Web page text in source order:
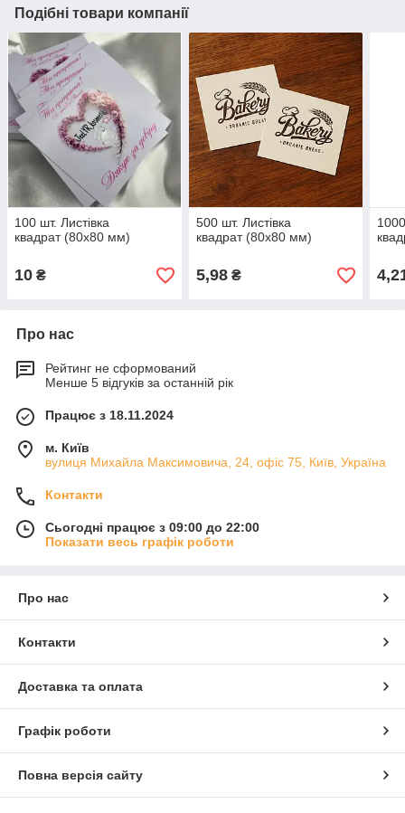
Подібні товари компанії
100 шт. Листівка
квадрат (80х80 мм)
10 ₴
500 шт. Листівка
квадрат (80х80 мм)
5,98₴
Про нас
Рейтинг не сформований
Менше 5 відгуків за останній рік
Працює з 18.11.2024
м. Київ
вулиця Михайла Максимовича, 24, офіс 75, Київ, Україна
Контакти
Сьогодні працює з 09:00 до 22:00
Показати весь графік роботи
Про нас
Контакти
Доставка та оплата
Графік роботи
Повна версія сайту